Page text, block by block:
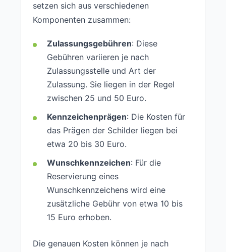
setzen sich aus verschiedenen
Komponenten zusammen:
Zulassungsgebühren: Diese
Gebühren variieren je nach
Zulassungsstelle und Art der
Zulassung. Sie liegen in der Regel
zwischen 25 und 50 Euro.
Kennzeichenprägen: Die Kosten für
das Prägen der Schilder liegen bei
etwa 20 bis 30 Euro.
Wunschkennzeichen: Für die
Reservierung eines
Wunschkennzeichens wird eine
zusätzliche Gebühr von etwa 10 bis
15 Euro erhoben.
Die genauen Kosten können je nach